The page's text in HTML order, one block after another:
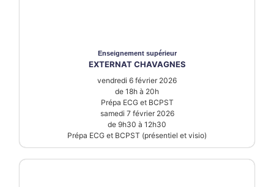
Enseignement supérieur
EXTERNAT CHAVAGNES
vendredi 6 février 2026
de 18h à 20h
Prépa ECG et BCPST
samedi 7 février 2026
de 9h30 à 12h30
Prépa ECG et BCPST (présentiel et visio)